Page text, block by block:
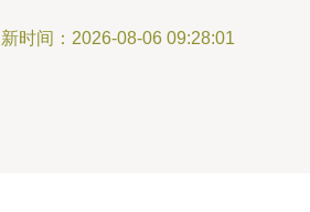
时间：2026-08-06 09:28:01